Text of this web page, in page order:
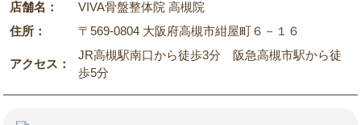
店舗名：
VIVA骨盤整体院 高槻院
住所：
〒569-0804 大阪府高槻市紺屋町６－１６
アクセス：
JR高槻駅南口から徒歩3分 阪急高槻市駅から徒
歩5分